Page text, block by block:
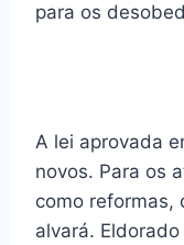
para os
A lei aprovada
novos. Para os
como reformas,
alvará.